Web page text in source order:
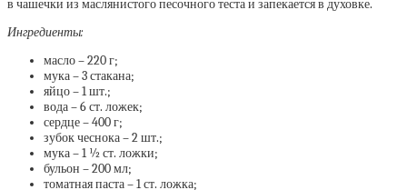
в чашечки из маслянистого песочного теста и запекается в духовке.
Ингредиенты:
масло – 220 г;
мука – 3 стакана;
яйцо – 1 шт.;
вода – 6 ст. ложек;
сердце – 400 г;
зубок чеснока – 2 шт.;
мука – 1 ½ ст. ложки;
бульон – 200 мл;
томатная паста – 1 ст. ложка;